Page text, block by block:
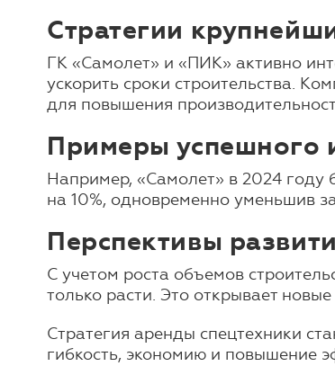
Стратегии
ГК «Самолет» и «ПИК» активно
ускорить сроки строительства.
для повышения
Примеры успешного
Например, «Самолет» в 2024 году
на 10%, одновременно уменьшив
Перспективы
С учетом роста объемов
только расти. Это открывает
Стратегия аренды спецтехники
гибкость, экономию и повышение